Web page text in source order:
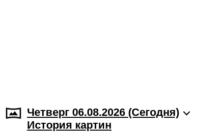
Четверг 06.08.2026 (Cегодня)
История картин